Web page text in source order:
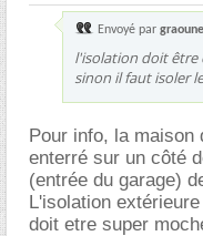
Envoyé par
l'isolation doit être
sinon il faut isoler
Pour info, la maison
enterré sur un côté
(entrée du garage)
L'isolation
doit etre super